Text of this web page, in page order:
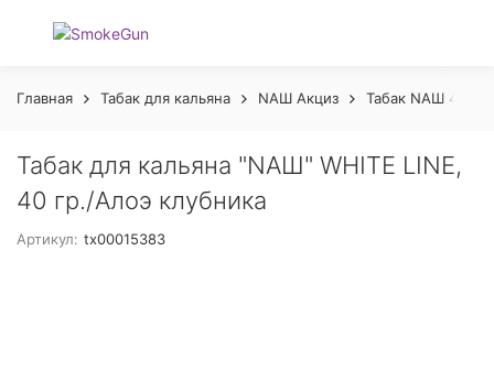
Главная Табак для кальяна NАШ Акциз Табак NАШ 40гр
Табак для кальяна "NAШ" WHITE LINE,
40 гр./Алоэ клубника
Артикул: tx00015383